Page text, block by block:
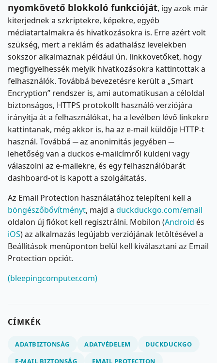
nyomkövető blokkoló funkcióját, így azok már
kiterjednek a szkriptekre, képekre, egyéb
médiatartalmakra és hivatkozásokra is. Erre azért volt
szükség, mert a reklám és adathalász levelekben
sokszor alkalmaznak például ún. linkkövetőket, hogy
megfigyelhessék melyik hivatkozásokra kattintottak a
felhasználók. Továbbá bevezetésre került a „Smart
Encryption” rendszer is, ami automatikusan a céloldal
biztonságos, HTTPS protokollt használó verziójára
irányítja át a felhasználókat, ha a levélben lévő linkekre
kattintanak, még akkor is, ha az e-mail küldője HTTP-t
használ. Továbbá ─ az anonimitás jegyében ─
lehetőség van a duckos e-mailcímről küldeni vagy
válaszolni az e-mailekre, és egy felhasználóbarát
dashboard-ot is kapott a szolgáltatás.
Az Email Protection használatához telepíteni kell a
böngészőbővítményt, majd a duckduckgo.com/email
oldalon új fiókot kell regisztrálni. Mobilon (Android és
iOS) az alkalmazás legújabb verziójának letöltésével a
Beállítások menüponton belül kell kiválasztani az Email
Protection opciót.
(bleepingcomputer.com)
CÍMKÉK
ADATBIZTONSÁG ADATVÉDELEM
DUCKDUCKGO
E-MAIL BIZTONSÁG
EMAIL PROTECTION